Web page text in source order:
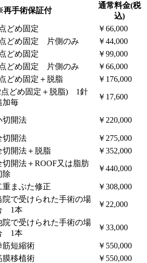
手術保証付
通常料金(税
込)
どめ固定
￥66,000
どめ固定 片側のみ
￥44,000
どめ固定
￥99,000
どめ固定 片側のみ
￥66,000
どめ固定＋脱脂
￥176,000
点どめ固定＋脱脂) 1針
加毎
￥17,600
切開法 ￥220,000
切開法
￥275,000
切開法＋脱脂
￥352,000
切開法＋ROOF又は脂肪
除
￥440,000
重まぶた修正 ￥308,000
院で受けられた手術の場
1本
￥22,000
院で受けられた手術の場
1本
￥33,000
筋短縮術
￥550,000
膜移植術
￥550,000